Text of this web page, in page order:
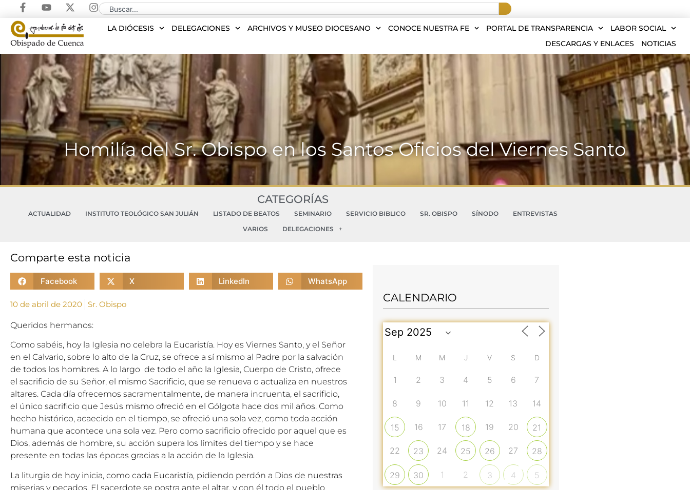
LA DIÓCESIS DELEGACIONES ARCHIVOS Y MUSEO DIOCESANO CONOCE NUESTRA FE PORTAL DE TRANSPARENCIA
LABOR SOCIAL
DESCARGAS Y ENLACES
NOTICIAS
Homilía del Sr. Obispo en los Santos Oficios del Viernes Santo
CATEGORÍAS
ACTUALIDAD INSTITUTO TEOLÓGICO SAN JULIÁN LISTADO DE BEATOS SEMINARIO SERVICIO BIBLICO SR. OBISPO SÍNODO
ENTREVISTAS
VARIOS
DELEGACIONES
Comparte esta noticia
Facebook X LinkedIn WhatsApp
10 de abril de 2020 Sr. Obispo
Queridos hermanos:
Como sabéis, hoy la Iglesia no celebra la Eucaristía. Hoy es Viernes Santo, y el Señor
en el Calvario, sobre lo alto de la Cruz, se ofrece a sí mismo al Padre por la salvación
de todos los hombres. A lo largo de todo el año la Iglesia, Cuerpo de Cristo, ofrece
el sacrificio de su Señor, el mismo Sacrificio, que se renueva o actualiza en nuestros
altares. Cada día ofrecemos sacramentalmente, de manera incruenta, el sacrificio,
el único sacrificio que Jesús mismo ofreció en el Gólgota hace dos mil años. Como
hecho histórico, acaecido en el tiempo, se ofreció una sola vez, como toda acción
humana que acontece una sola vez. Pero como sacrificio ofrecido por aquel que es
Dios, además de hombre, su acción supera los límites del tiempo y se hace
presente en todas las épocas gracias a la acción de la Iglesia.
La liturgia de hoy inicia, como cada Eucaristía, pidiendo perdón a Dios de nuestras
miserias y pecados. El sacerdote se postra ante el altar, y con él todo el pueblo
CALENDARIO
L M M J V S D
1 2 3 4 5 6 7
8 9 10 11 12 13 14
15 16 17 18 19 20 21
22 23 24 25 26 27 28
29 30 1 2 3 4 5